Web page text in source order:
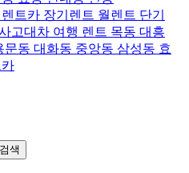
트카 장기렌트 월렌트 단기
고대차 여행 렌트 목동 대흥
문동 대화동 중앙동 삼성동 효
검색